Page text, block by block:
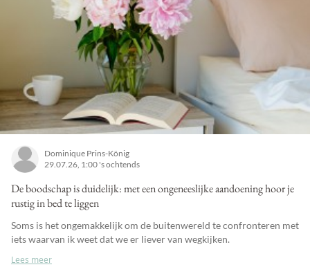
Dominique Prins-König
29.07.26, 1:00 's ochtends
De boodschap is duidelijk: met een ongeneeslijke aandoening hoor je
rustig in bed te liggen
Soms is het ongemakkelijk om de buitenwereld te confronteren met
iets waarvan ik weet dat we er liever van wegkijken.
Lees meer